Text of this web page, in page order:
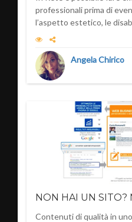
professionali prima di
l’aspetto estetico, le
Angela Chirico
NON HAI UN SITO?
Contenuti di qualità in